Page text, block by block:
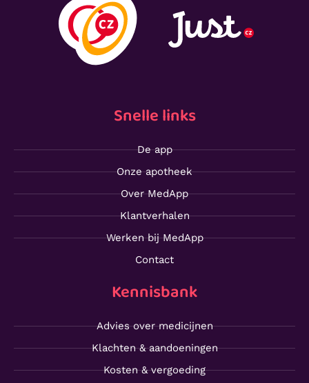
Snelle links
De app
Onze apotheek
Over MedApp
Klantverhalen
Werken bij MedApp
Contact
Kennisbank
Advies over medicijnen
Klachten & aandoeningen
Kosten & vergoeding